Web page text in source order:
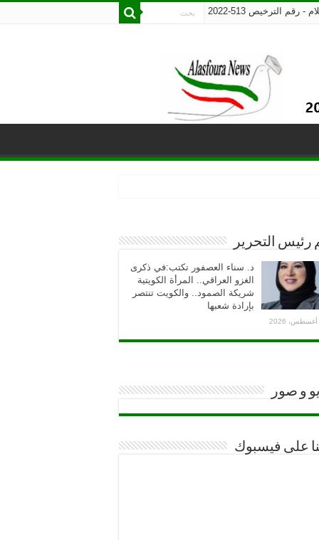
الترخيص 513-2022
رئيس التحرير
د. سناء العصفور تكتب:في ذكرى
الغزو العراقي.. المرأة الكويتية
شريكة الصمود.. والكويت تنتصر
بإرادة شعبها
و صور
على فيسبوك